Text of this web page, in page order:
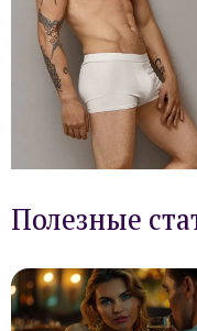
Полезные